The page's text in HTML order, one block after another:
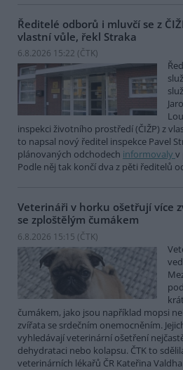
Ředitelé odborů i mluvčí se z
vlastní vůle, řekl Straka
6.8.2026 15:22 (ČTK)
inspekci životního prostředí (ČIŽP) z
to napsal nový ředitel inspekce Pavel
plánovaných odchodech informovaly v
Podle něj tak končí dva z pěti ředitelů
Veterináři v horku ošetřují více
se zploštělým čumákem
6.8.2026 15:15 (ČTK)
čumákem, jako jsou například mopsi
zvířata se srdečním onemocněním.
vyhledávají veterinární ošetření
dehydrataci nebo kolapsu. ČTK to
veterinárních lékařů ČR Kateřina